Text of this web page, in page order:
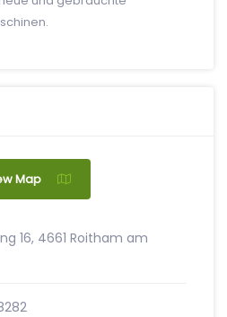
Map
16, 4661 Roitham am